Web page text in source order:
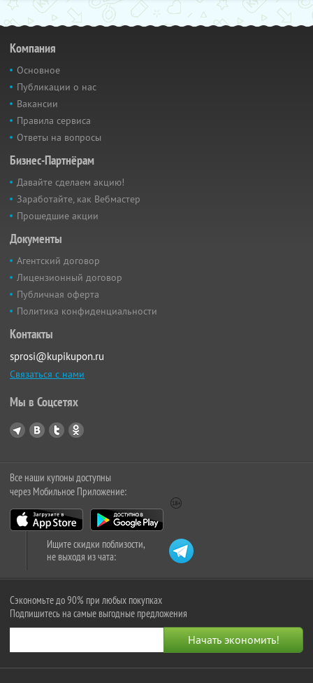
Компания
Основное
Публикации о нас
Вакансии
Правила сервиса
Ответы на вопросы
Бизнес-Партнёрам
Давайте сделаем акцию!
Заработайте, как Вебмастер
Прошедшие акции
Документы
Агентский договор
Лицензионный договор
Публичная оферта
Политика конфиденциальности
Контакты
sprosi@kupikupon.ru
Связаться с нами
Мы в Соцсетях
Все наши купоны доступны
через Мобильное Приложение:
Ищите скидки поблизости,
не выходя из чата:
Сэкономьте до 90% при любых покупках
Подпишитесь на самые выгодные предложения